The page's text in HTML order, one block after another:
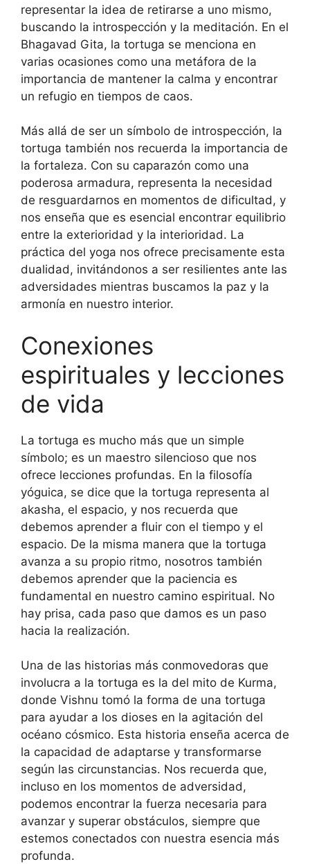
representar la idea de retirarse a uno mismo,
buscando la introspección y la meditación. En el
Bhagavad Gita, la tortuga se menciona en
varias ocasiones como una metáfora de la
importancia de mantener la calma y encontrar
un refugio en tiempos de caos.
Más allá de ser un símbolo de introspección, la
tortuga también nos recuerda la importancia de
la fortaleza. Con su caparazón como una
poderosa armadura, representa la necesidad
de resguardarnos en momentos de dificultad, y
nos enseña que es esencial encontrar equilibrio
entre la exterioridad y la interioridad. La
práctica del yoga nos ofrece precisamente esta
dualidad, invitándonos a ser resilientes ante las
adversidades mientras buscamos la paz y la
armonía en nuestro interior.
Conexiones
espirituales y lecciones
de vida
La tortuga es mucho más que un simple
símbolo; es un maestro silencioso que nos
ofrece lecciones profundas. En la filosofía
yóguica, se dice que la tortuga representa al
akasha, el espacio, y nos recuerda que
debemos aprender a fluir con el tiempo y el
espacio. De la misma manera que la tortuga
avanza a su propio ritmo, nosotros también
debemos aprender que la paciencia es
fundamental en nuestro camino espiritual. No
hay prisa, cada paso que damos es un paso
hacia la realización.
Una de las historias más conmovedoras que
involucra a la tortuga es la del mito de Kurma,
donde Vishnu tomó la forma de una tortuga
para ayudar a los dioses en la agitación del
océano cósmico. Esta historia enseña acerca de
la capacidad de adaptarse y transformarse
según las circunstancias. Nos recuerda que,
incluso en los momentos de adversidad,
podemos encontrar la fuerza necesaria para
avanzar y superar obstáculos, siempre que
estemos conectados con nuestra esencia más
profunda.